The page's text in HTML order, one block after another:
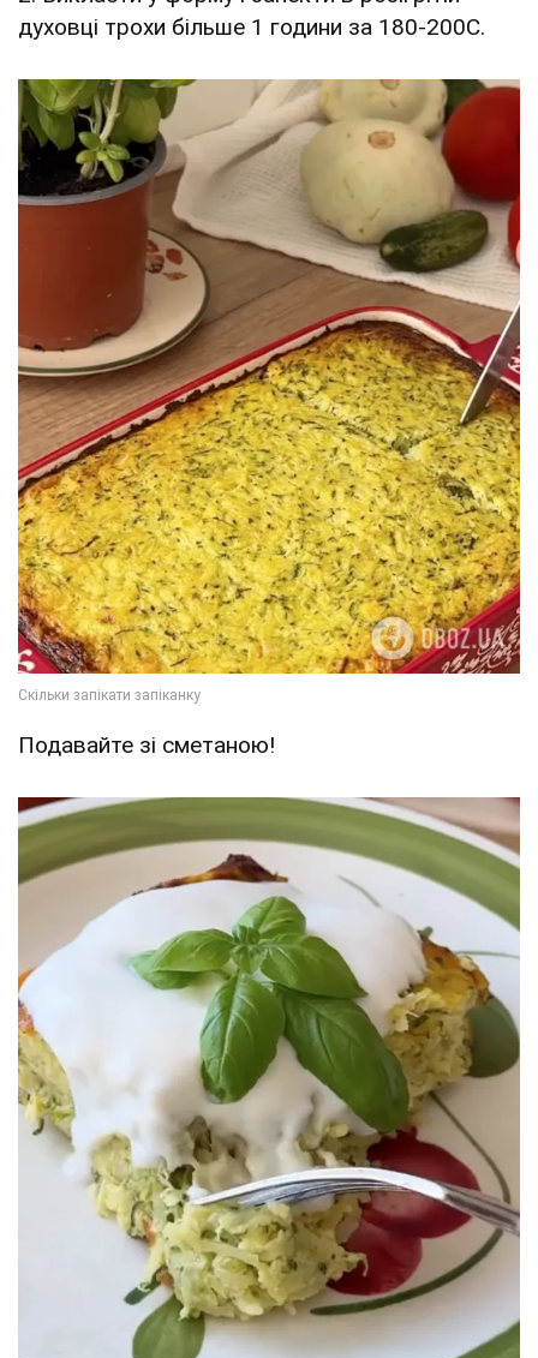
духовці трохи більше 1 години за 180-200С.
Подавайте зі сметаною!